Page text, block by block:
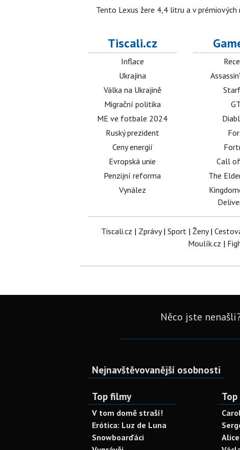
Tento Lexus žere 4,4 litru a v prémiových
Tiscali.cz
Inflace
Ukrajina
Válka na Ukrajině
Migrační politika
ME ve fotbale 2024
Ruský prezident
Ceny energií
Evropská unie
Penzijní reforma
Vynález
Call
The
Tiscali.cz | Zprávy| Sport| Ženy|
Moulík.cz |
Něco jste
Nejnavštěvovanější osobnosti
Top filmy
V tom domě straší!
Erótica: Luz de Luna
Snowboarďáci